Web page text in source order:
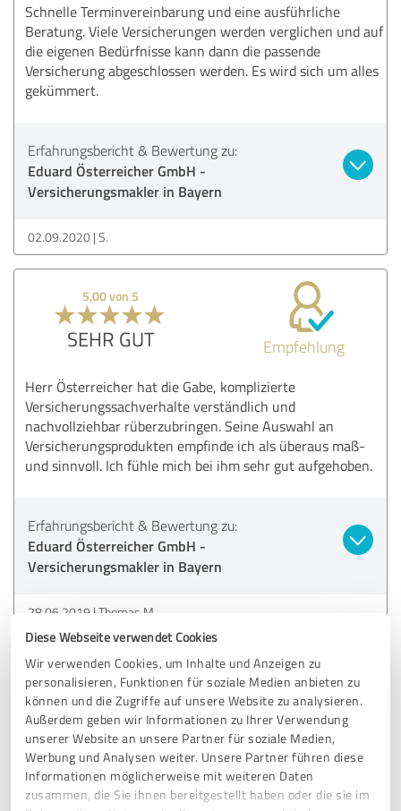
Diese Webseite verwendet Cookies
Wir verwenden Cookies, um Inhalte und Anzeigen zu
personalisieren, Funktionen für soziale Medien anbieten zu
können und die Zugriffe auf unsere Website zu analysieren.
Außerdem geben wir Informationen zu Ihrer Verwendung
unserer Website an unsere Partner für soziale Medien,
Werbung und Analysen weiter. Unsere Partner führen diese
Informationen möglicherweise mit weiteren Daten
zusammen, die Sie ihnen bereitgestellt haben oder die sie im
Schnelle Terminvereinbarung und eine ausführliche
Beratung. Viele Versicherungen werden verglichen und auf
die eigenen Bedürfnisse kann dann die passende
Versicherung abgeschlossen werden. Es wird sich um alles
gekümmert.
Erfahrungsbericht & Bewertung zu:
Eduard Österreicher GmbH -
Versicherungsmakler in Bayern
02.09.2020 S.
5,00 von 5
SEHR GUT Empfehlung
Herr Österreicher hat die Gabe, komplizierte
Versicherungssachverhalte verständlich und
nachvollziehbar rüberzubringen. Seine Auswahl an
Versicherungsprodukten empfinde ich als überaus maß-
und sinnvoll. Ich fühle mich bei ihm sehr gut aufgehoben.
Erfahrungsbericht & Bewertung zu:
Eduard Österreicher GmbH -
Versicherungsmakler in Bayern
28.06.2019 Thomas M.
5,00 von 5
SEHR GUT Empfehlung
freundlich - kompetenter Ansprechpartner , wurden
rundum gut beraten und versichert.
Auf jeden Fall können wir Herrn Österreicher und sein